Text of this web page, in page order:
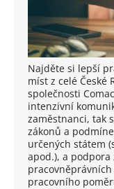
Najděte si lepší
míst z celé České
společnosti
intenzivní
zaměstnanci, tak
zákonů a
určených státem
apod.), a
pracovního